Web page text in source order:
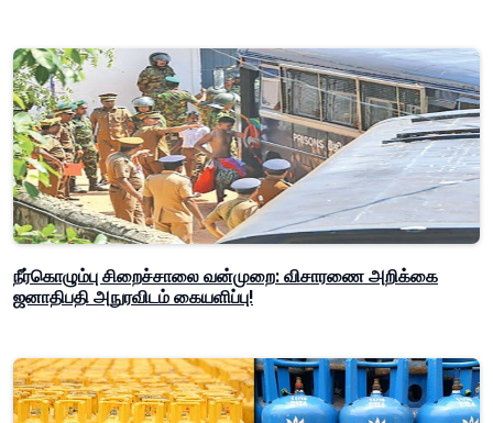
நீர்கொழும்பு சிறைச்சாலை வன்முறை: விசாரணை அறிக்கை
ஜனாதிபதி அநுரவிடம் கையளிப்பு!